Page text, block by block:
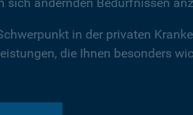
in der privaten
die Ihnen besonders